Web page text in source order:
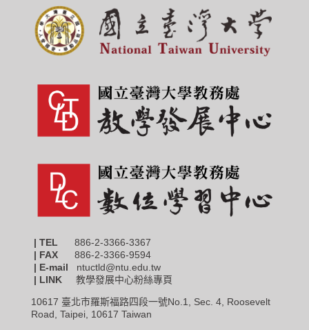
| TEL 886-2-3366-3367
| FAX
886-2-3366-9594
| E-mail ntuctld@ntu.edu.tw
| LINK 教學發展中心粉絲專頁
10617 臺北市羅斯福路四段一號No.1, Sec. 4, Roosevelt
Road, Taipei, 10617 Taiwan